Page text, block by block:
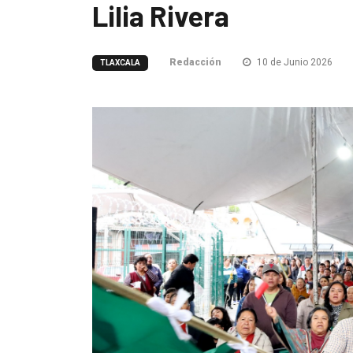
Lilia Rivera
TLAXCALA Redacción 10 de Junio 2026